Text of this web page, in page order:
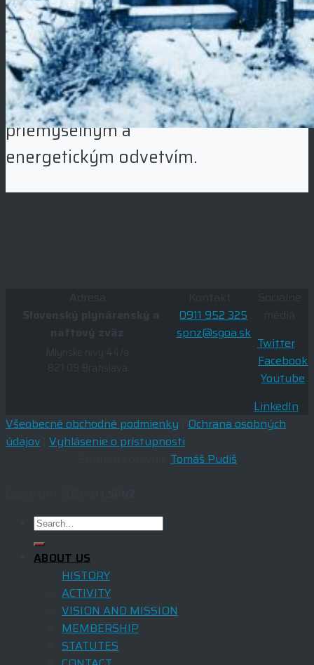
Za 165 rokov, ktoré
uplynuli od tejto udalosti
sa stalo plynárenstvo
rešpektovaným
priemyselným a
energetickým odvetvím.
0911 952 325
spnz@sgoa.sk
Twitter
Facebook
Youtube
LinkedIn
Všeobecné obchodné podmienky Ochrana osobných
údajov Vyhlásenie o prístupnosti
Tomáš Pudiš
ABOUT US
HISTORY
ACTIVITY
VISION AND MISSION
MEMBERSHIP
STATUTES